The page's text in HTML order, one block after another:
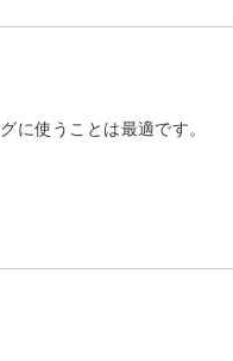
に使うことは最適です。